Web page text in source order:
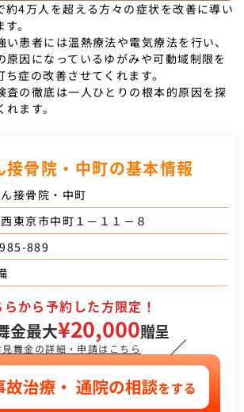
約4万人を超える方々の症状を改善に導い
。
患者には温熱療法や電気療法を行い、
原因になっているゆがみや可動域制限を
症の改善させてくれます。
査の徹底は一人ひとりの根本的原因を探
ます。
接骨院・中町の基本情報
接骨院・中町
東京市中町１－１１－８
889
らから予約した方限定！
金最大¥20,000贈呈
見舞金の詳細・申請はこちら ／